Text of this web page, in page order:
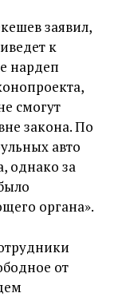
заявил,
к
нардеп
смогут
закона. По
авто
однако за
органа».
от